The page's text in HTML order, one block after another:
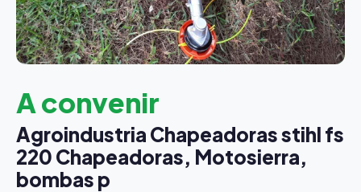
A convenir
Agroindustria Chapeadoras stihl fs
220 Chapeadoras, Motosierra,
bombas p